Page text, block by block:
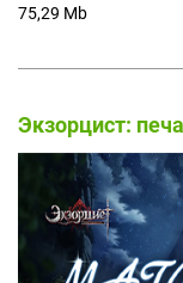
75,29 Mb
Экзорцист: